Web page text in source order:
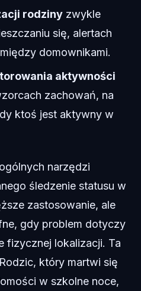
rodzinyzwykle
się, alertach
domownikami.
aktywności
zachowań, na
ktoś jest aktywny w
narzędzi
śledzenie statusu w
zastosowanie, ale
gdy problem dotyczy
fizycznej lokalizacji. Ta
który martwi się
w szkolne noce,